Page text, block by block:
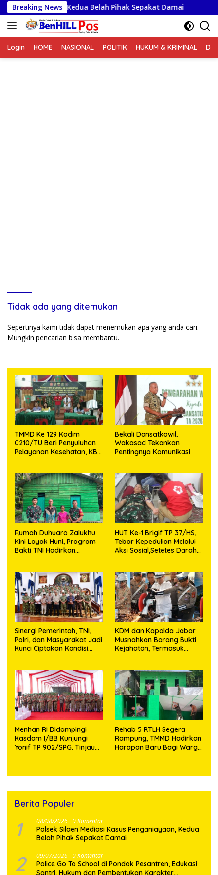
Langsung
ke
konten
Breaking NewsKedua Belah Pihak Sepakat Damai
Login HOME NASIONAL POLITIK HUKUM & KRIMINAL
Tidak ada yang ditemukan
Sepertinya kami tidak dapat menemukan apa yang anda cari.
Mungkin pencarian bisa membantu.
TMMD Ke 129 Kodim
0210/TU Beri Penyuluhan
Pelayanan Kesehatan, KB
Bekali Dansatkowil,
Wakasad Tekankan
Pentingnya Komunikasi
Rumah Duhuaro Zalukhu
Kini Layak Huni, Program
Bakti TNI Hadirkan
HUT Ke-1 Brigif TP 37/HS,
Tebar Kepedulian Melalui
Aksi Sosial,Setetes Darah
Sinergi Pemerintah, TNI,
Polri, dan Masyarakat Jadi
Kunci Ciptakan Kondisi
KDM dan Kapolda Jabar
Musnahkan Barang Bukti
Kejahatan, Termasuk
Menhan RI Didampingi
Kasdam I/BB Kunjungi
Yonif TP 902/SPG, Tinjau
Rehab 5 RTLH Segera
Rampung, TMMD Hadirkan
Harapan Baru Bagi Warga
Berita Populer
1 08/08/2026 0 Komentar
Polsek Silaen Mediasi Kasus Penganiayaan, Kedua
Belah Pihak Sepakat Damai
2 09/07/2026 0 Komentar
Police Go To School di Pondok Pesantren, Edukasi
Santri, Hukum dan Pembentukan Karakter